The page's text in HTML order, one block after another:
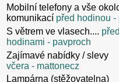
Mobilní telefony a vše
komunikací před hodinou -
S větrem ve vlasech....
hodinami - pavproch
Zajímavé nabídky / slevy
včera - mattonecz
Lampárna (stěžovatelna)